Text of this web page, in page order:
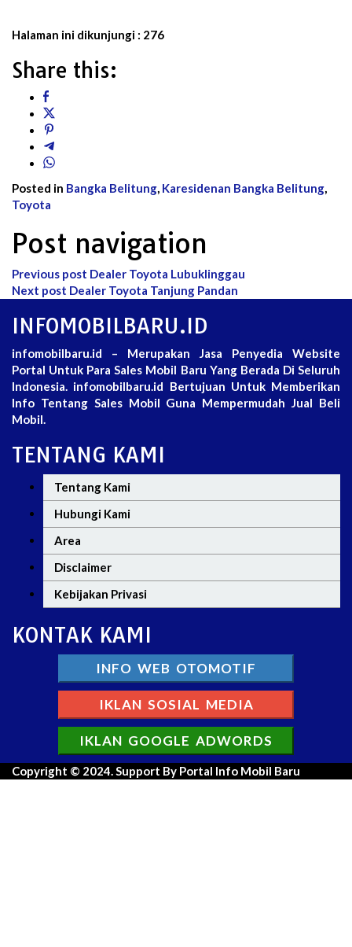
Halaman ini dikunjungi : 276
Share this:
Posted in Bangka Belitung, Karesidenan Bangka Belitung,
Toyota
Post navigation
Previous post Dealer Toyota Lubuklinggau
Next post Dealer Toyota Tanjung Pandan
INFOMOBILBARU.ID
infomobilbaru.id – Merupakan Jasa Penyedia Website
Portal Untuk Para Sales Mobil Baru Yang Berada Di Seluruh
Indonesia. infomobilbaru.id Bertujuan Untuk Memberikan
Info Tentang Sales Mobil Guna Mempermudah Jual Beli
Mobil.
TENTANG KAMI
Tentang Kami
Hubungi Kami
Area
Disclaimer
Kebijakan Privasi
KONTAK KAMI
INFO WEB OTOMOTIF
IKLAN SOSIAL MEDIA
IKLAN GOOGLE ADWORDS
Copyright © 2024. Support By Portal Info Mobil Baru